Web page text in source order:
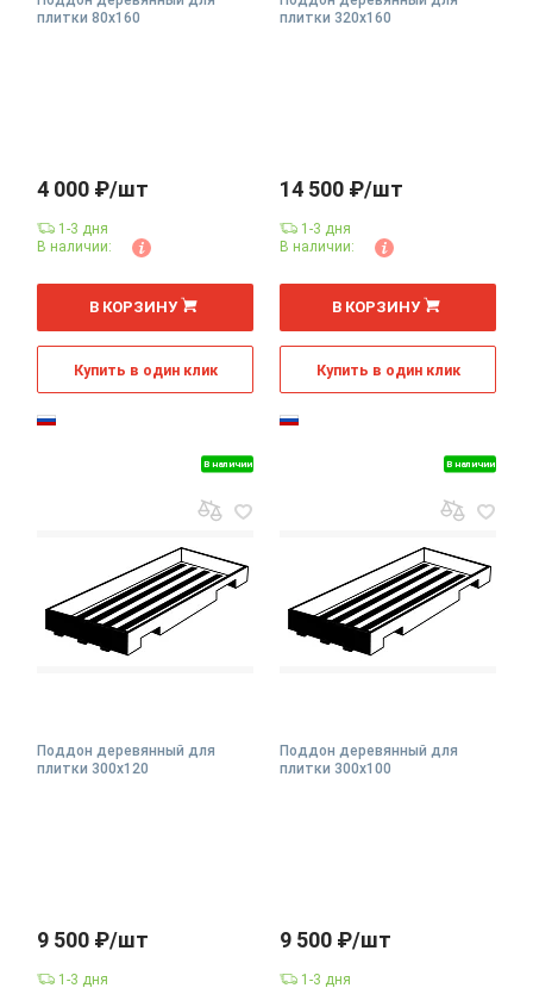
плитки 80x160
В наличии
4 000 ₽/шт
1-3 дня
В наличии:
В КОРЗИНУ
Купить в один клик
плитки 320x160
В наличии
14 500 ₽/шт
1-3 дня
В наличии:
В КОРЗИНУ
Купить в один клик
Поддон деревянный для
плитки 300х120
9 500 ₽/шт
1-3 дня
Поддон деревянный для
плитки 300х100
9 500 ₽/шт
1-3 дня